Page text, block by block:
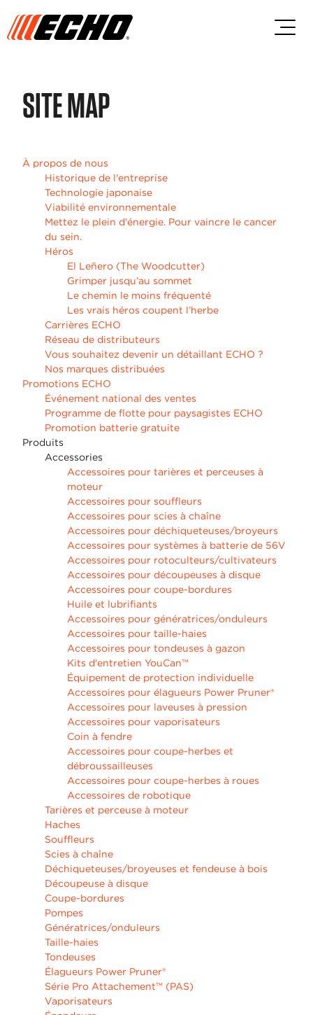
SITE MAP
À propos de nous
Historique de l'entreprise
Technologie japonaise
Viabilité environnementale
Mettez le plein d'énergie. Pour vaincre le cancer
du sein.
Héros
El Leñero (The Woodcutter)
Grimper jusqu’au sommet
Le chemin le moins fréquenté
Les vrais héros coupent l’herbe
Carrières ECHO
Réseau de distributeurs
Vous souhaitez devenir un détaillant ECHO ?
Nos marques distribuées
Promotions ECHO
Événement national des ventes
Programme de flotte pour paysagistes ECHO
Promotion batterie gratuite
Produits
Accessories
Accessoires pour tarières et perceuses à
moteur
Accessoires pour souffleurs
Accessoires pour scies à chaîne
Accessoires pour déchiqueteuses/broyeurs
Accessoires pour systèmes à batterie de 56V
Accessoires pour rotoculteurs/cultivateurs
Accessoires pour découpeuses à disque
Accessoires pour coupe-bordures
Huile et lubrifiants
Accessoires pour génératrices/onduleurs
Accessoires pour taille-haies
Accessoires pour tondeuses à gazon
Kits d'entretien YouCan™
Équipement de protection individuelle
Accessoires pour élagueurs Power Pruner®
Accessoires pour laveuses à pression
Accessoires pour vaporisateurs
Coin à fendre
Accessoires pour coupe-herbes et
débroussailleuses
Accessoires pour coupe-herbes à roues
Accessoires de robotique
Tarières et perceuse à moteur
Haches
Souffleurs
Scies à chaîne
Déchiqueteuses/broyeuses et fendeuse à bois
Découpeuse à disque
Coupe-bordures
Pompes
Génératrices/onduleurs
Taille-haies
Tondeuses
Élagueurs Power Pruner®
Série Pro Attachement™ (PAS)
Vaporisateurs